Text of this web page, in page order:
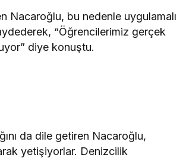
Nacaroğlu, bu nedenle uygulamalı
“Öğrencilerimiz gerçek
diye konuştu.
da dile getiren Nacaroğlu,
yetişiyorlar. Denizcilik